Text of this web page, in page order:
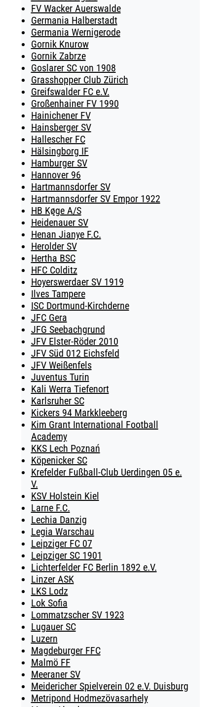
FV Wacker Auerswalde
Germania Halberstadt
Germania Wernigerode
Gornik Knurow
Gornik Zabrze
Goslarer SC von 1908
Grasshopper Club Zürich
Greifswalder FC e.V.
Großenhainer FV 1990
Hainichener FV
Hainsberger SV
Hallescher FC
Hälsingborg IF
Hamburger SV
Hannover 96
Hartmannsdorfer SV
Hartmannsdorfer SV Empor 1922
HB Køge A/S
Heidenauer SV
Henan Jianye F.C.
Herolder SV
Hertha BSC
HFC Colditz
Hoyerswerdaer SV 1919
Ilves Tampere
ISC Dortmund-Kirchderne
JFC Gera
JFG Seebachgrund
JFV Elster-Röder 2010
JFV Süd 012 Eichsfeld
JFV Weißenfels
Juventus Turin
Kali Werra Tiefenort
Karlsruher SC
Kickers 94 Markkleeberg
Kim Grant International Football
Academy
KKS Lech Poznań
Köpenicker SC
Krefelder Fußball-Club Uerdingen 05 e.
V.
KSV Holstein Kiel
Larne F.C.
Lechia Danzig
Legia Warschau
Leipziger FC 07
Leipziger SC 1901
Lichterfelder FC Berlin 1892 e.V.
Linzer ASK
LKS Lodz
Lok Sofia
Lommatzscher SV 1923
Lugauer SC
Luzern
Magdeburger FFC
Malmö FF
Meeraner SV
Meidericher Spielverein 02 e.V. Duisburg
Metripond Hodmezövasarhely